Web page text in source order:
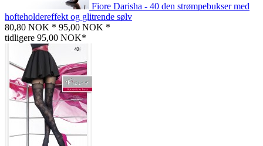
Fiore Darisha - 40 den strømpebukser med
hofteholdereffekt og glitrende sølv
80,80 NOK * 95,00 NOK *
tidligere 95,00 NOK*